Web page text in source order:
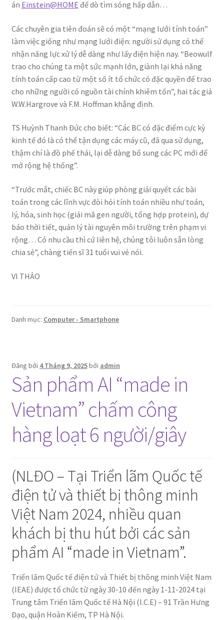
án Einstein@HOME để dò tìm sóng hấp dẫn…
Các chuyên gia tiên đoán sẽ có một “mạng lưới tính toán”
làm việc giống như mạng lưới điện: người sử dụng có thể
nhận năng lực xử lý dễ dàng như lấy điện hiện nay. “Beowulf
trao cho chúng ta một sức mạnh lớn, giành lại khả năng
tính toán cấp cao từ một số ít tổ chức có đặc quyền để trao
cho những người có nguồn tài chính khiêm tốn”, hai tác giả
W.W.Hargrove và F.M. Hoffman khẳng định.
TS Huỳnh Thanh Đức cho biết: “Các BC có đặc điểm cực kỳ
kinh tế đó là có thể tận dụng các máy cũ, đã qua sử dụng,
thậm chí là đồ phế thải, lại dễ dàng bổ sung các PC mới để
mở rộng hệ thống”.
“Trước mắt, chiếc BC này giúp phòng giải quyết các bài
toán trong các lĩnh vực đòi hỏi tính toán nhiều như toán,
lý, hóa, sinh học (giải mã gen người, tổng hợp protein), dự
báo thời tiết, quản lý tài nguyên môi trường trên phạm vi
rộng… Có nhu cầu thì cứ liên hệ, chúng tôi luôn sẵn lòng
chia sẻ”, chàng tiến sĩ 31 tuổi vui vẻ nói.
VI THẢO
Danh mục: Computer - Smartphone
Đăng bởi 4 Tháng 9, 2025bởi admin
Sản phẩm AI “made in
Vietnam” chấm công
hàng loạt 6 người/giây
(NLĐO – Tại Triển lãm Quốc tế
điện tử và thiết bị thông minh
Việt Nam 2024, nhiều quan
khách bị thu hút bởi các sản
phẩm AI “made in Vietnam”.
Triển lãm Quốc tế điện tử và Thiết bị thông minh Việt Nam
(IEAE) được tổ chức từ ngày 30-10 đến ngày 1-11-2024 tại
Trung tâm Triển lãm Quốc tế Hà Nội (I.C.E) – 91 Trần Hưng
Đạo, quận Hoàn Kiếm, TP Hà Nội.